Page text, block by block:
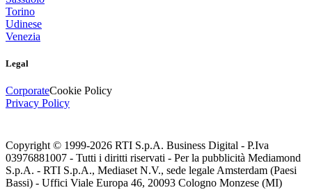
Torino
Udinese
Venezia
Legal
CorporateCookie Policy
Privacy Policy
Copyright © 1999-2026 RTI S.p.A. Business Digital - P.Iva
03976881007 - Tutti i diritti riservati - Per la pubblicità Mediamond
S.p.A. - RTI S.p.A., Mediaset N.V., sede legale Amsterdam (Paesi
Bassi) - Uffici Viale Europa 46, 20093 Cologno Monzese (MI)